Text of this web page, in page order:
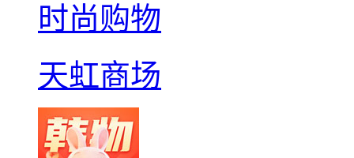
时尚购物
天虹商场